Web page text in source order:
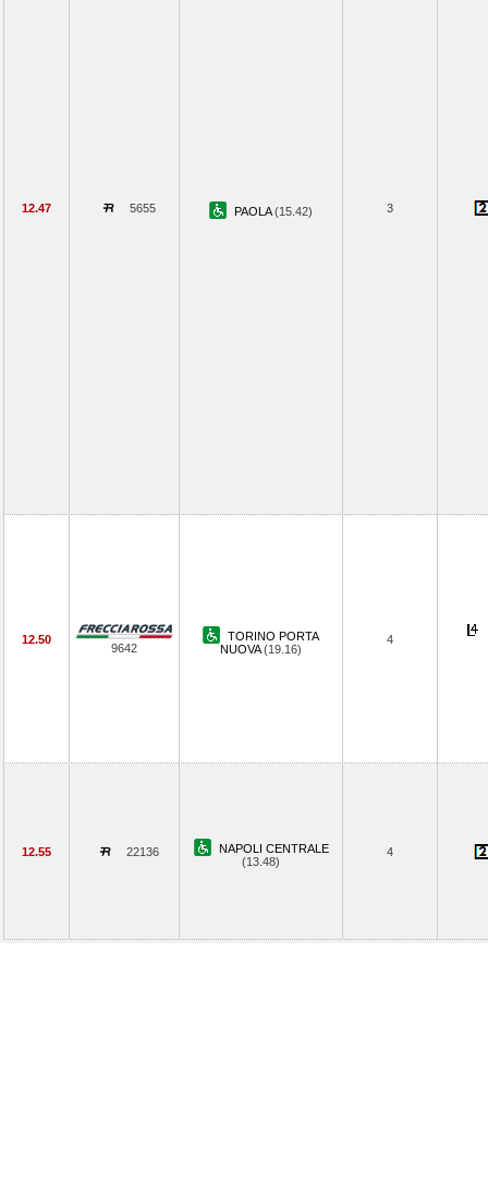
12.47 5655 PAOLA(15.42) 3
12.50
9642
TORINO PORTA
NUOVA(19.16)
4
12.55 22136
NAPOLI CENTRALE
(13.48)
4